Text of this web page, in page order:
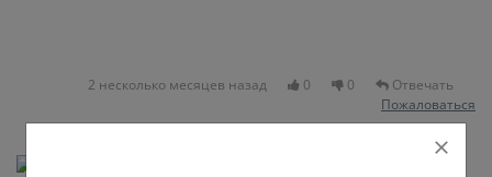
2 несколько месяцев назад 0 0
Отвечать
Пожаловаться